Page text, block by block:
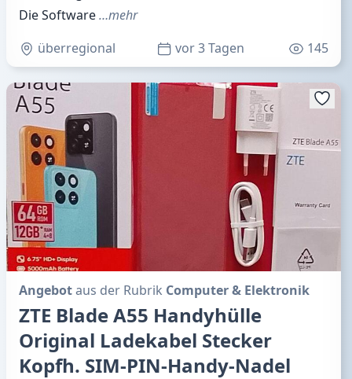
Die Software…mehr
überregional
vor 3 Tagen 145
Angebotaus der Rubrik Computer & Elektronik
ZTE Blade A55 Handyhülle
Original Ladekabel Stecker
Kopfh. SIM-PIN-Handy-Nadel